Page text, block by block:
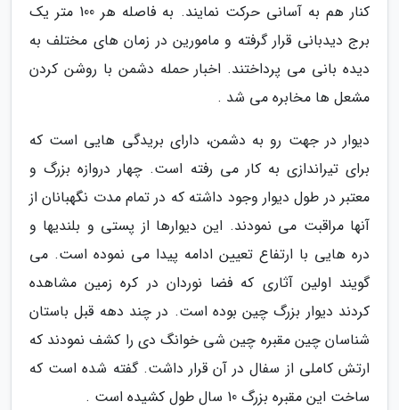
کنار هم به آسانی حرکت نمایند. به فاصله هر 100 متر یک
برج دیدبانی قرار گرفته و مامورین در زمان های مختلف به
دیده بانی می پرداختند. اخبار حمله دشمن با روشن کردن
مشعل ها مخابره می شد .
دیوار در جهت رو به دشمن، دارای بریدگی هایی است که
برای تیراندازی به کار می رفته است. چهار دروازه بزرگ و
معتبر در طول دیوار وجود داشته که در تمام مدت نگهبانان از
آنها مراقبت می نمودند. این دیوارها از پستی و بلندیها و
دره هایی با ارتفاع تعیین ادامه پیدا می نموده است. می
گویند اولین آثاری که فضا نوردان در کره زمین مشاهده
کردند دیوار بزرگ چین بوده است. در چند دهه قبل باستان
شناسان چین مقبره چین شی خوانگ دی را کشف نمودند که
ارتش کاملی از سفال در آن قرار داشت. گفته شده است که
ساخت این مقبره بزرگ 10 سال طول کشیده است .